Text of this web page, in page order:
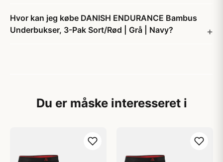
Hvor kan jeg købe DANISH ENDURANCE Bambus
Underbukser, 3-Pak Sort/Rød | Grå | Navy?
Du er måske interesseret i